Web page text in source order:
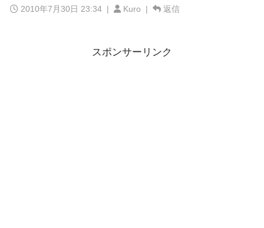
2010年7月30日 23:34 | Kuro | 返信
スポンサーリンク